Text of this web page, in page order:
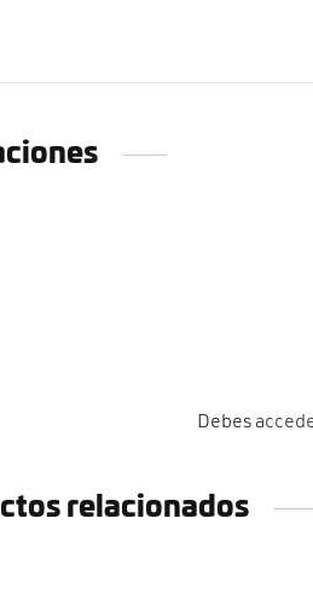
Debes
relacionados